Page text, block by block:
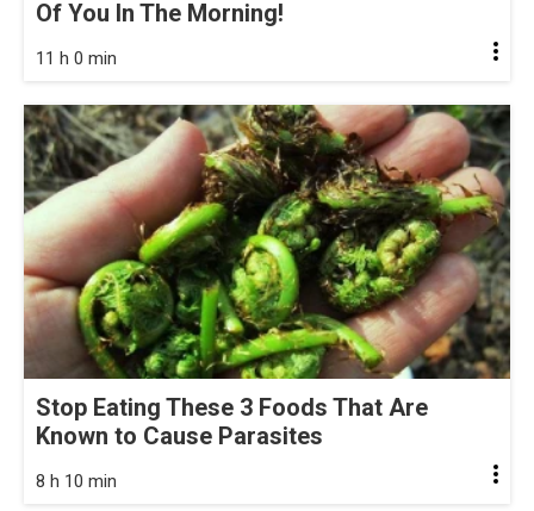
Of You In The Morning!
11 h 0 min
Stop Eating These 3 Foods That Are
Known to Cause Parasites
8 h 10 min